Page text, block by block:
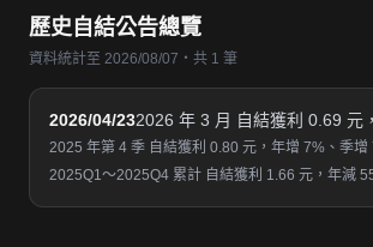
歷史自結公告總覽
資料統計至 2026/08/07・共 1 筆
2026/04/232026 年 3 月 自結獲利 0.69 元
2025 年第 4 季 自結獲利 0.80 元，年增 7%、季增
2025Q1～2025Q4 累計 自結獲利 1.66 元，年減